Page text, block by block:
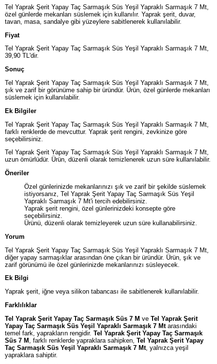
Tel Yaprak Şerit Yapay Taç Sarmaşık Süs Yeşil Yapraklı Sarmaşık 7 Mt,
özel günlerde mekanları süslemek için kullanılır. Yaprak şerit, duvar,
tavan, masa, sandalye gibi yüzeylere sabitlenerek kullanılabilir.
Fiyat
Tel Yaprak Şerit Yapay Taç Sarmaşık Süs Yeşil Yapraklı Sarmaşık 7 Mt,
39,90 TL'dir.
Sonuç
Tel Yaprak Şerit Yapay Taç Sarmaşık Süs Yeşil Yapraklı Sarmaşık 7 Mt,
şık ve zarif bir görünüme sahip bir üründür. Ürün, özel günlerde mekanları
süslemek için kullanılabilir.
Ek Bilgiler
Tel Yaprak Şerit Yapay Taç Sarmaşık Süs Yeşil Yapraklı Sarmaşık 7 Mt,
farklı renklerde de mevcuttur. Yaprak şerit rengini, zevkinize göre
seçebilirsiniz.
Tel Yaprak Şerit Yapay Taç Sarmaşık Süs Yeşil Yapraklı Sarmaşık 7 Mt,
uzun ömürlüdür. Ürün, düzenli olarak temizlenerek uzun süre kullanılabilir.
Öneriler
Özel günlerinizde mekanlarınızı şık ve zarif bir şekilde süslemek
istiyorsanız, Tel Yaprak Şerit Yapay Taç Sarmaşık Süs Yeşil
Yapraklı Sarmaşık 7 Mt'i tercih edebilirsiniz.
Yaprak şerit rengini, özel günlerinizdeki konsepte göre
seçebilirsiniz.
Ürünü, düzenli olarak temizleyerek uzun süre kullanabilirsiniz.
Yorum
Tel Yaprak Şerit Yapay Taç Sarmaşık Süs Yeşil Yapraklı Sarmaşık 7 Mt,
diğer yapay sarmaşıklar arasından öne çıkan bir üründür. Ürün, şık ve
zarif görünümü ile özel günlerinizde mekanlarınızı süsleyecek.
Ek Bilgi
Yaprak şerit, iğne veya silikon tabancası ile sabitlenerek kullanılabilir.
Farklılıklar
Tel Yaprak Şerit Yapay Taç Sarmaşık Süs 7 M ve Tel Yaprak Şerit
Yapay Taç Sarmaşık Süs Yeşil Yapraklı Sarmaşık 7 Mtarasındaki
temel fark, yaprakların rengidir. Tel Yaprak Şerit Yapay Taç Sarmaşık
Süs 7 M , farklı renklerde yapraklara sahipken, Tel Yaprak Şerit Yapay
Taç Sarmaşık Süs Yeşil Yapraklı Sarmaşık 7 Mt, yalnızca yeşil
yapraklara sahiptir.